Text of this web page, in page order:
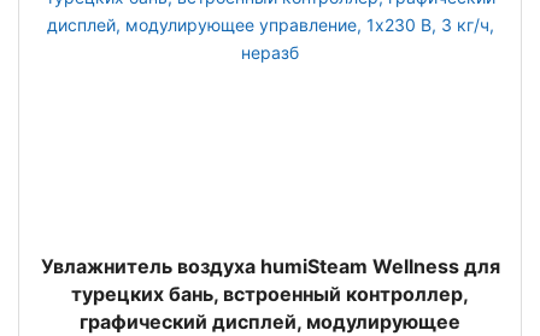
Увлажнитель воздуха humiSteam Wellness для
турецких бань, встроенный контроллер,
графический дисплей, модулирующее